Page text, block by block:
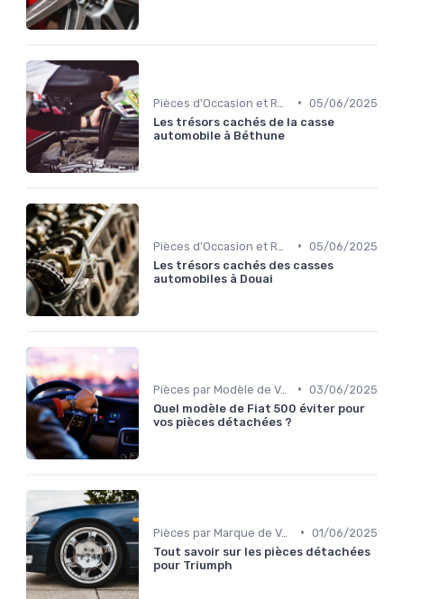
• 05/06/2025
Les trésors cachés de la casse
automobile à Béthune
• 05/06/2025
Les trésors cachés des casses
automobiles à Douai
Pièces par Modèle de Voiture • 03/06/2025
Quel modèle de Fiat 500 éviter pour
vos pièces détachées ?
Pièces par Marque de Voiture • 01/06/2025
Tout savoir sur les pièces détachées
pour Triumph